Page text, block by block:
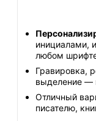
инициалами,
любом
Гравировка,
выделение —
Отличный
писателю,